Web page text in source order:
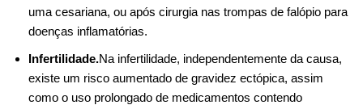
uma cesariana, ou após cirurgia nas trompas de falópio para
doenças inflamatórias.
Infertilidade.Na infertilidade, independentemente da causa,
existe um risco aumentado de gravidez ectópica, assim
como o uso prolongado de medicamentos contendo